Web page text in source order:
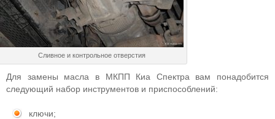
Сливное и контрольное отверстия
Для замены масла в МКПП Киа Спектра вам понадобится
следующий набор инструментов и приспособлений:
ключи;